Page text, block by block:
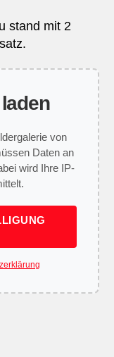
stand mit 2
von
Daten an
wird Ihre IP-